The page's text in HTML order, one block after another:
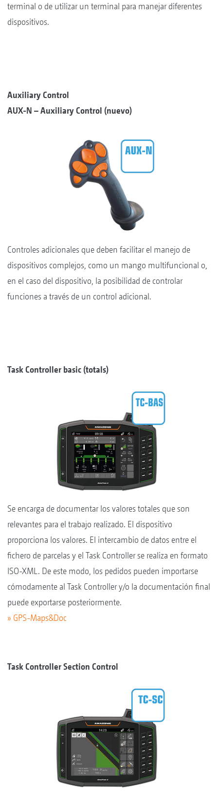
terminal o de utilizar un terminal para manejar diferentes
dispositivos.
Auxiliary Control
AUX-N – Auxiliary Control (nuevo)
Controles adicionales que deben facilitar el manejo de
dispositivos complejos, como un mango multifuncional o,
en el caso del dispositivo, la posibilidad de controlar
funciones a través de un control adicional.
Task Controller basic (totals)
Se encarga de documentar los valores totales que son
relevantes para el trabajo realizado. El dispositivo
proporciona los valores. El intercambio de datos entre el
fichero de parcelas y el Task Controller se realiza en formato
ISO-XML. De este modo, los pedidos pueden importarse
cómodamente al Task Controller y/o la documentación final
puede exportarse posteriormente.
» GPS-Maps&Doc
Task Controller Section Control